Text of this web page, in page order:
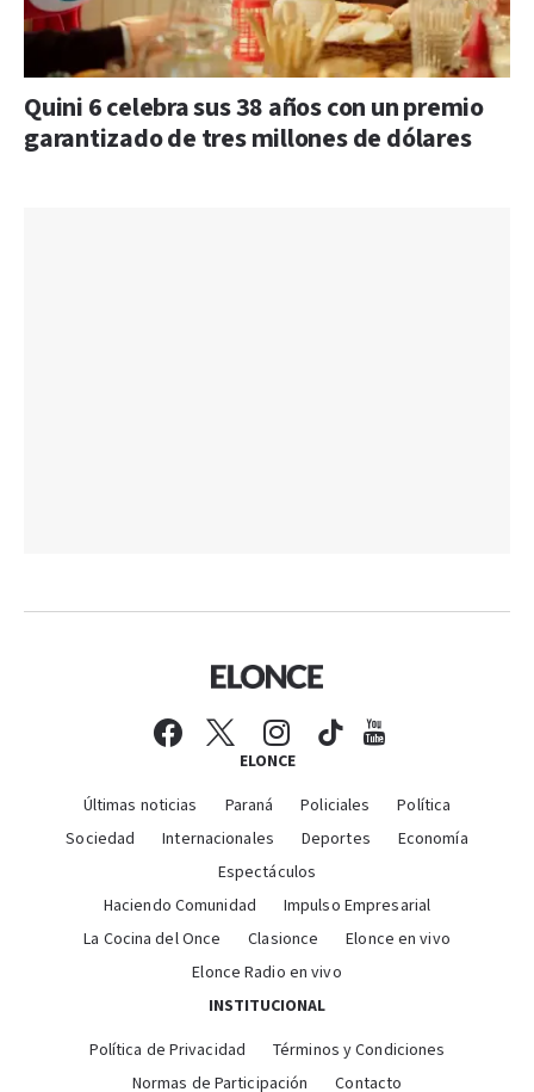
Quini 6 celebra sus 38 años con un premio
garantizado de tres millones de dólares
ELONCE
Últimas noticias Paraná Policiales
Política
Sociedad
Internacionales Deportes
Economía
Espectáculos
Haciendo Comunidad
Impulso Empresarial
La Cocina del Once
Clasionce
Elonce en vivo
Elonce Radio en vivo
INSTITUCIONAL
Política de Privacidad
Términos y Condiciones
Normas de Participación
Contacto